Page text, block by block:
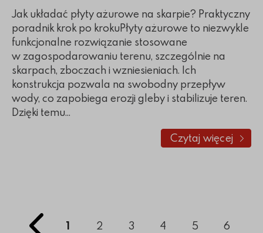
Jak układać płyty ażurowe na skarpie? Praktyczny
poradnik krok po krokuPłyty ażurowe to niezwykle
funkcjonalne rozwiązanie stosowane
w zagospodarowaniu terenu, szczególnie na
skarpach, zboczach i wzniesieniach. Ich
konstrukcja pozwala na swobodny przepływ
wody, co zapobiega erozji gleby i stabilizuje teren.
Dzięki temu...
Czytaj więcej
o Jak
1 2 3 4 5 6